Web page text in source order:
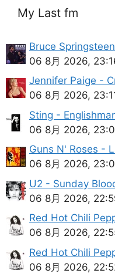
My Last fm
Bruce
06 8月 2026,
Jennifer Paige -
06 8月 2026,
Sting -
06 8月 2026,
Guns N' Roses -
06 8月 2026,
U2 - Sunday
06 8月 2026,
Red Hot Chili
06 8月 2026,
Red Hot Chili
06 8月 2026,